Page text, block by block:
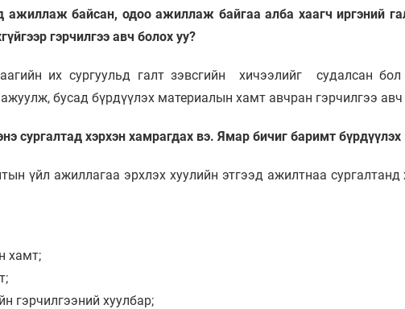
ажиллаж байсан, одоо ажиллаж байгаа алба хаагч иргэний
гэрчилгээ авч болох уу?
их сургуульд галт зэвсгийн хичээлийг судалсан бол
бусад бүрдүүлэх материалын хамт авчран гэрчилгээ авч
сургалтад хэрхэн хамрагдах вэ. Ямар бичиг баримт бүрдүүлэх
үйл ажиллагаа эрхлэх хуулийн этгээд ажилтнаа
хамт;
гэрчилгээний хуулбар;